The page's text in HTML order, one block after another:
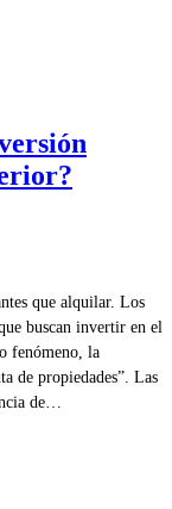
que alquilar. Los
buscan invertir en el
fenómeno, la
de propiedades”. Las
de…